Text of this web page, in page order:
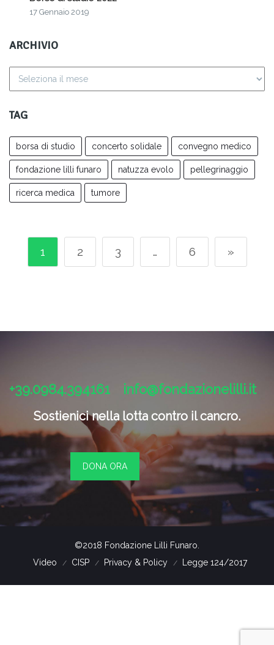
17 Gennaio 2019
ARCHIVIO
TAG
borsa di studio concerto solidale convegno medico
fondazione lilli funaro natuzza evolo pellegrinaggio
ricerca medica tumore
1 2 3 … 6 »
+39.0984.394161 info@fondazionelilli.it
Sostienici nella lotta contro il cancro.
DONA ORA
©2018 Fondazione Lilli Funaro.
Video
CISP Privacy & Policy Legge 124/2017